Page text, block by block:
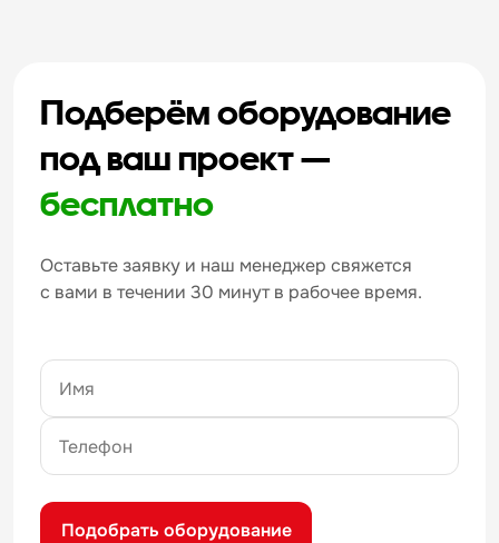
Подберём оборудование
под ваш проект —
бесплатно
Оставьте заявку и наш менеджер свяжется
с вами в течении 30 минут в рабочее время.
Подобрать оборудование